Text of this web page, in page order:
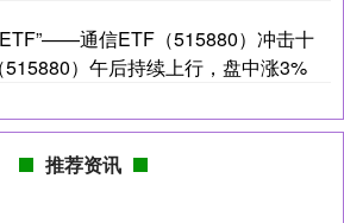
通信ETF（515880）冲击十
）午后持续上行，盘中涨3%
推荐资讯